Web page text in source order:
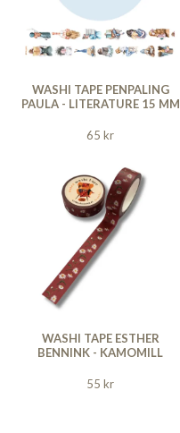
WASHI TAPE PENPALING
PAULA - LITERATURE 15 MM
65 kr
WASHI TAPE ESTHER
BENNINK - KAMOMILL
55 kr